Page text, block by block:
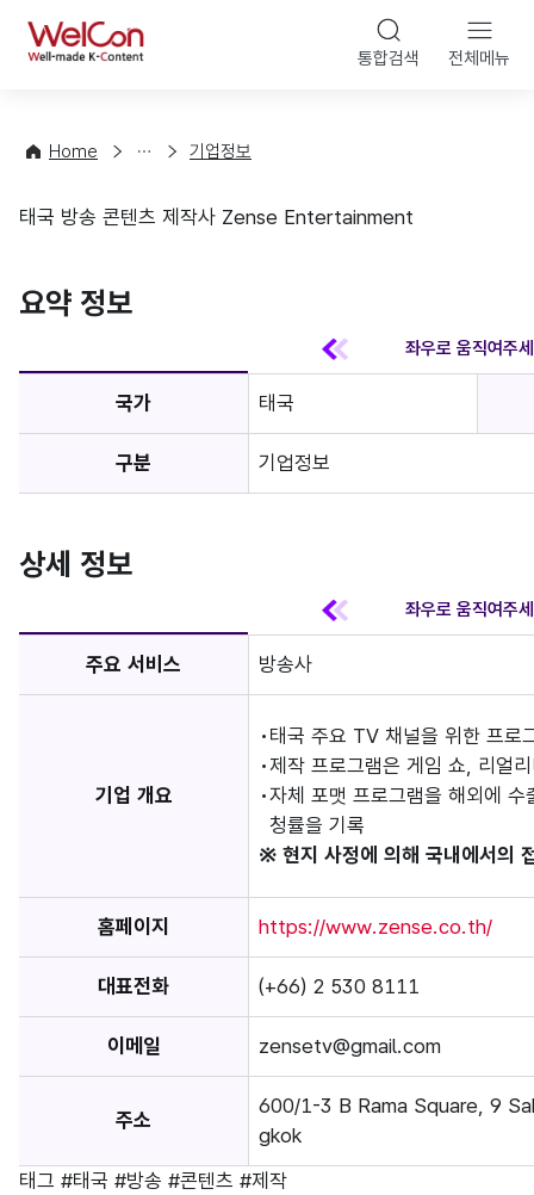
WelCon 통합검색 전체메뉴
Home
컨
팅
해
기
정
기업정보
기업정보
태국 방송 콘텐츠 제작사 Zense Entertainment
요약 정보
국가 태국
구분 기업정보
상세 정보
주요 서비스 방송사
기업 개요
태국 주요 TV 채널을 위한 프로
제작 프로그램은 게임 쇼, 리얼
자체 포맷 프로그램을 해외에
청률을 기록
※ 현지 사정에 의해 국내에서의
홈페이지 https://www.zense.co.th/
대표전화 (+66) 2 530 8111
이메일 zensetv@gmail.com
주소
600/1-3 B Rama Square, 9
gkok
태그 #태국 #방송 #콘텐츠 #제작